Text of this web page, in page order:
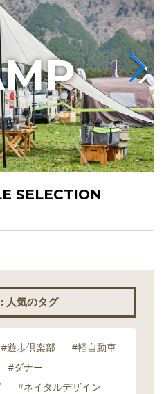
SELECTION
: 人気のタグ
#遊歩倶楽部
#軽自動車
#ダナー
#ネイタルデザイン